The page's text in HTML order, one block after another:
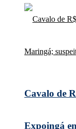
Cavalo de
Expoingá